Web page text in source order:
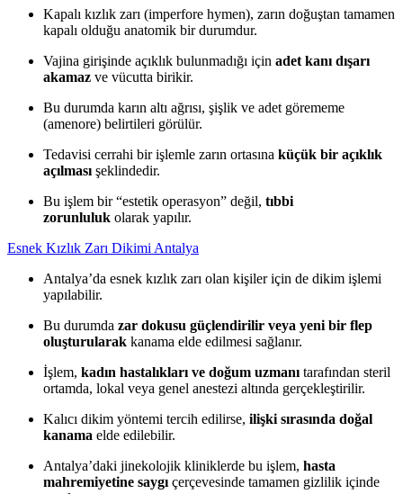
Kapalı kızlık zarı (imperfore hymen), zarın doğuştan tamamen
kapalı olduğu anatomik bir durumdur.
Vajina girişinde açıklık bulunmadığı için adet kanı dışarı
akamaz ve vücutta birikir.
Bu durumda karın altı ağrısı, şişlik ve adet görememe
(amenore) belirtileri görülür.
Tedavisi cerrahi bir işlemle zarın ortasına küçük bir açıklık
açılması şeklindedir.
Bu işlem bir “estetik operasyon” değil, tıbbi
zorunluluk olarak yapılır.
Esnek Kızlık Zarı Dikimi Antalya
Antalya’da esnek kızlık zarı olan kişiler için de dikim işlemi
yapılabilir.
Bu durumda zar dokusu güçlendirilir veya yeni bir flep
oluşturularak kanama elde edilmesi sağlanır.
İşlem, kadın hastalıkları ve doğum uzmanı tarafından steril
ortamda, lokal veya genel anestezi altında gerçekleştirilir.
Kalıcı dikim yöntemi tercih edilirse, ilişki sırasında doğal
kanama elde edilebilir.
Antalya’daki jinekolojik kliniklerde bu işlem, hasta
mahremiyetine saygı çerçevesinde tamamen gizlilik içinde